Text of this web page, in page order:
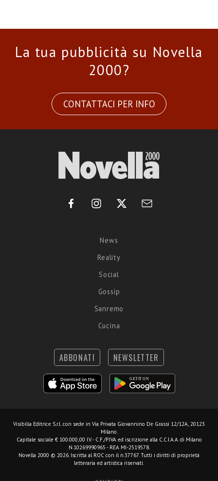
La tua pubblicità su Novella
2000?
CONTATTACI PER INFO
News
Reality
Social
Gossip
Sanremo
Cucina
ABBONATI NEWSLETTER
Visibilia Editrice S.r.l. con sede in Via Privata Giovannino De Grassi 12/12A, 20123
Milano.
Capitale sociale € 100.000,00 I.V. - C.F./P.IVA ed iscrizione alla C.C.I.A.A. di Milano
N.10269990965 - REA MI-2519578.
Novella 2000 © 2026. Iscritta al ROC con il n.37767. Tutti i diritti di proprietà
letteraria ed artistica riservati.